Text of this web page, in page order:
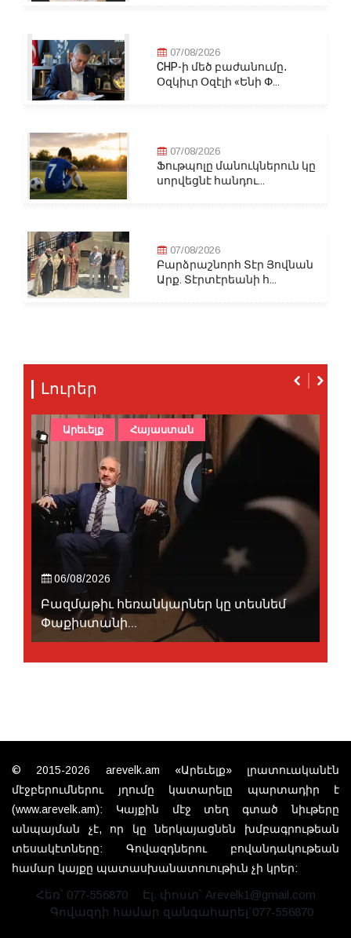
07/08/2026
CHP-ի մեծ բաժանումը․
Օզկիւր Օզէլի «Ենի Փ...
07/08/2026
Ֆութպոլը մանուկներուն կը
սորվեցնէ հանդու...
07/08/2026
Բարձրաշնորհ Տէր Յովնան
Արք. Տէրտէրեանի հ...
Լուրեր
06/08/2026
Բազմաթիւ հեռանկարներ կը տեսնեմ
Փաքիստանի...
Արեւելք Հայաստան
© 2015-2026 arevelk.am «Արեւելք» լրատուականէն
մէջբերումներու յղումը կատարելը պարտադիր է
(www.arevelk.am): Կայքին մէջ տեղ գտած նիւթերը
անպայման չէ, որ կը ներկայացնեն խմբագրութեան
տեսակէտները: Գովազդներու բովանդակութեան
համար կայքը պատասխանատուութիւն չի կրեր:
Հեռ՝ 077-556870
Էլ. փոստ՝ Arevelk1@gmail.com
Գովազդի համար զանգահարել`077-556870